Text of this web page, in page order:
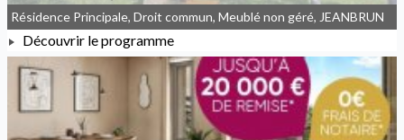
À PARTIR DE 250 000,00 €
Résidence Principale, Droit commun, Meublé non géré, JEANBRUN
Découvrir le programme